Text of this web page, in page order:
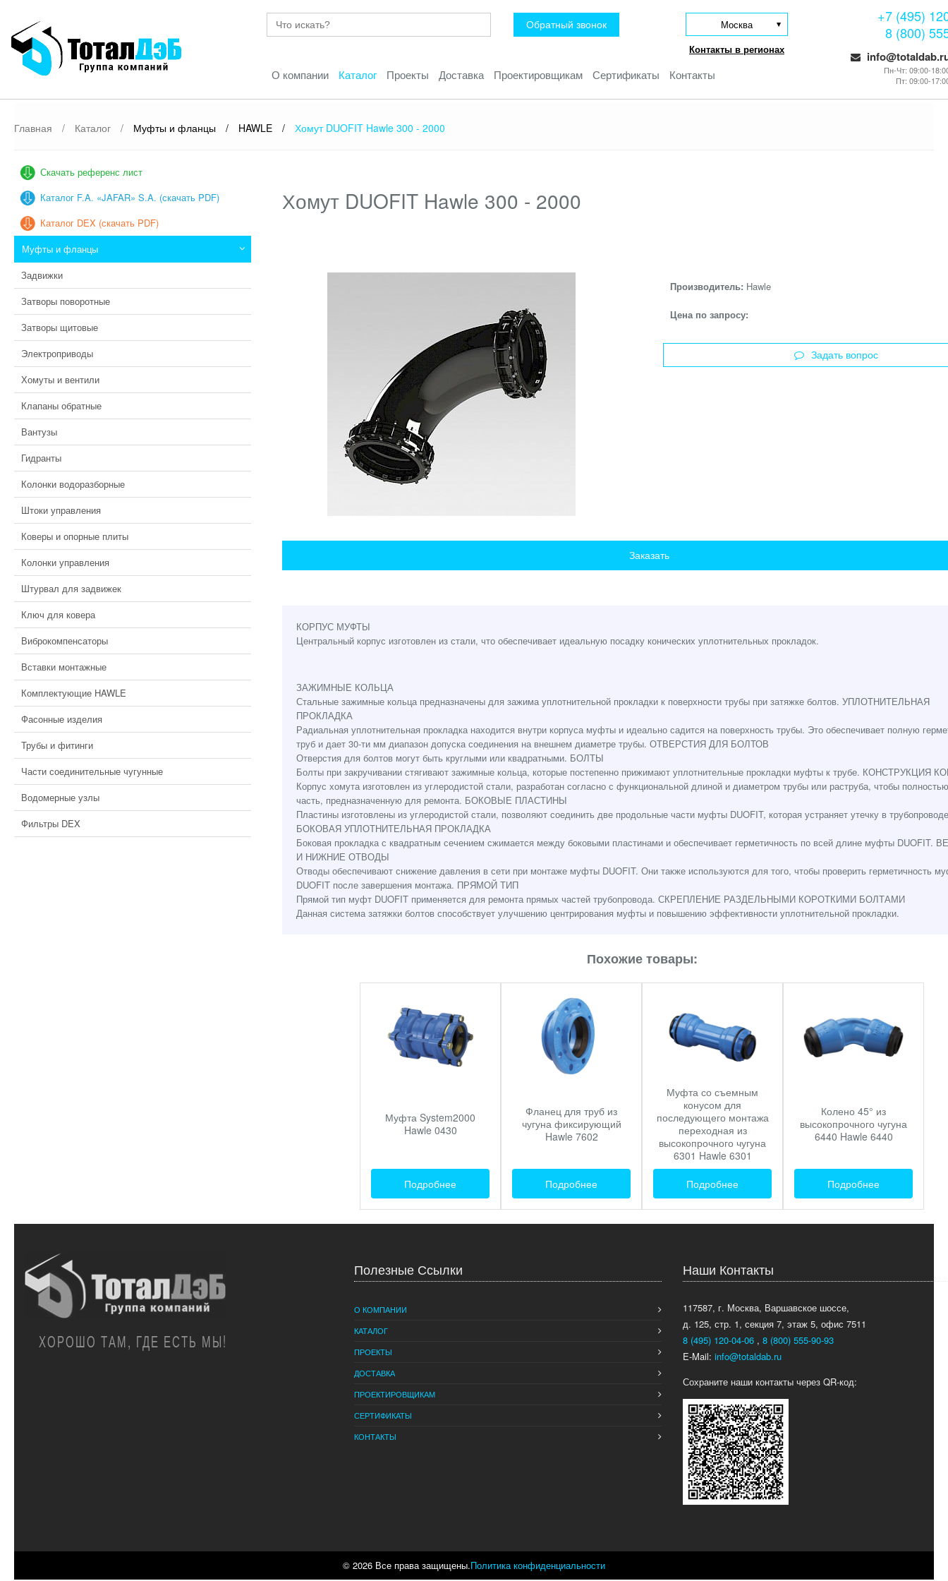
Обратный звонок
О компании Каталог Проекты Доставка Проектировщикам Сертификаты Контакты
Москва
Контакты в регионах
+7 (495)
8 (800)
Пн-Чт: 09:00-
Пт: 09:00-
Главная / Каталог / Муфты и фланцы / HAWLE / Хомут DUOFIT Hawle 300 - 2000
Скачать референс лист
Каталог F.A. «JAFAR» S.A. (скачать PDF)
Каталог DEX (скачать PDF)
Задвижки
Затворы поворотные
Затворы щитовые
Электроприводы
Хомуты и вентили
Клапаны обратные
Вантузы
Гидранты
Колонки водоразборные
Штоки управления
Коверы и опорные плиты
Колонки управления
Штурвал для задвижек
Ключ для ковера
Муфты и фланцы
Виброкомпенсаторы
Вставки монтажные
Комплектующие HAWLE
Фасонные изделия
Трубы и фитинги
Части соединительные чугунные
Водомерные узлы
Фильтры DEX
Хомут DUOFIT Hawle 300 - 2000
Производитель: Hawle
Цена по запросу:
Задать вопрос
Заказать
КОРПУС МУФТЫ
Центральный корпус изготовлен из стали, что обеспечивает идеальную посадку конических уплотнительных прокладок.
ЗАЖИМНЫЕ КОЛЬЦА
Стальные зажимные кольца предназначены для зажима уплотнительной прокладки к поверхности трубы при затяжке болтов. УПЛОТНИТЕЛЬНАЯ
ПРОКЛАДКА
Радиальная уплотнительная прокладка находится внутри корпуса муфты и идеально садится на поверхность трубы. Это обеспечивает полную
труб и дает 30-ти мм диапазон допуска соединения на внешнем диаметре трубы. ОТВЕРСТИЯ ДЛЯ БОЛТОВ
Отверстия для болтов могут быть круглыми или квадратными. БОЛТЫ
Болты при закручивании стягивают зажимные кольца, которые постепенно прижимают уплотнительные прокладки муфты к трубе. КОНСТРУКЦИЯ
Корпус хомута изготовлен из углеродистой стали, разработан согласно с функциональной длиной и диаметром трубы или раструба, чтобы
часть, предназначенную для ремонта. БОКОВЫЕ ПЛАСТИНЫ
Пластины изготовлены из углеродистой стали, позволяют соединить две продольные части муфты DUOFIT, которая устраняет утечку в
БОКОВАЯ УПЛОТНИТЕЛЬНАЯ ПРОКЛАДКА
Боковая прокладка с квадратным сечением сжимается между боковыми пластинами и обеспечивает герметичность по всей длине муфты DUOFIT.
И НИЖНИЕ ОТВОДЫ
Отводы обеспечивают снижение давления в сети при монтаже муфты DUOFIT. Они также используются для того, чтобы проверить герметичность
DUOFIT после завершения монтажа. ПРЯМОЙ ТИП
Прямой тип муфт DUOFIT применяется для ремонта прямых частей трубопровода. СКРЕПЛЕНИЕ РАЗДЕЛЬНЫМИ КОРОТКИМИ БОЛТАМИ
Данная система затяжки болтов способствует улучшению центрирования муфты и повышению эффективности уплотнительной прокладки.
Похожие товары:
Муфта System2000
Hawle 0430
Подробнее
Фланец для труб из
чугуна фиксирующий
Hawle 7602
Подробнее
Муфта со съемным
конусом для
последующего монтажа
переходная из
высокопрочного чугуна
6301 Hawle 6301
Подробнее
Колено 45° из
высокопрочного чугуна
6440 Hawle 6440
Подробнее
ХОРОШО ТАМ, ГДЕ ЕСТЬ МЫ!
Полезные Ссылки
О КОМПАНИИ
КАТАЛОГ
ПРОЕКТЫ
ДОСТАВКА
ПРОЕКТИРОВЩИКАМ
СЕРТИФИКАТЫ
КОНТАКТЫ
Наши Контакты
117587, г. Москва, Варшавское шоссе,
д. 125, стр. 1, секция 7, этаж 5, офис 7511
8 (495) 120-04-06 ,8 (800) 555-90-93
E-Mail:info@totaldab.ru
Сохраните наши контакты через QR-код:
© 2026 Все права защищены.Политика конфиденциальности